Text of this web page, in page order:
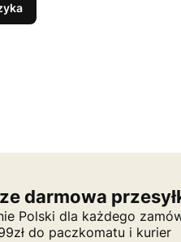
darmowa
Polski dla każdego
do paczkomatu i kurier